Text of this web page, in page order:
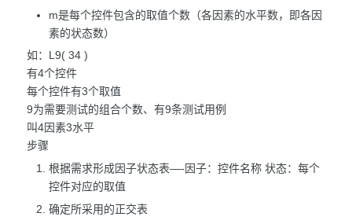
m是每个控件包含的取值个数（各因素的水平数，即各因
素的状态数）
如：L9( 34 )
有4个控件
每个控件有3个取值
9为需要测试的组合个数、有9条测试用例
叫4因素3水平
步骤
根据需求形成因子状态表—-因子：控件名称 状态：每个
控件对应的取值
确定所采用的正交表